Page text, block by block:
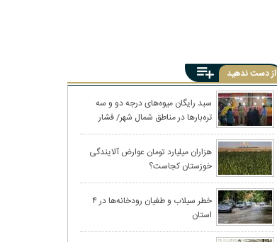
از دست ندهید
سبد رایگان میوه‌های درجه دو و سه
تره‌بارها در مناطق شمال شهر/ فشار
معیشتی به محله‌های مرفه پایتخت
رسید
هزاران میلیارد تومان عوارض آلایندگی
خوزستان کجاست؟
خطر سیلاب و طغیان رودخانه‌ها در ۴
استان